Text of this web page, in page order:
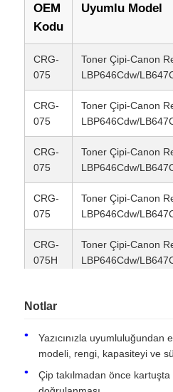
Bize ulaşın
HP toner çipi
Xerox Toner Çip
Lexmark Toner Çip
Kyocera toner çipi
OEM
Kodu
Uyumlu Model
CRG-
075
Toner Çipi-Canon
LBP646Cdw/
CRG-
075
Toner Çipi-Canon
LBP646Cdw/
CRG-
075
Toner Çipi-Canon
LBP646Cdw/
CRG-
075
Toner Çipi-Canon
LBP646Cdw/
CRG-
075H
Toner Çipi-Canon
LBP646Cdw/
075H
CRG-
075H
Toner Çipi-Canon
LBP646Cdw/
CRG-
Toner Çipi-Canon
Notlar
Yazıcınızla uyumluluğundan
modeli, rengi, kapasiteyi ve
Çip takılmadan önce